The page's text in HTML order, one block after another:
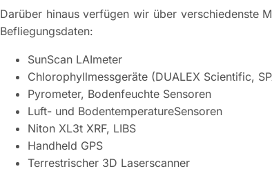
Darüber hinaus verfügen wir über verschiedenste
Befliegungsdaten:
SunScan LAImeter
Chlorophyllmessgeräte (DUALEX Scientific,
Pyrometer, Bodenfeuchte Sensoren
Luft- und BodentemperatureSensoren
Niton XL3t XRF, LIBS
Handheld GPS
Terrestrischer 3D Laserscanner